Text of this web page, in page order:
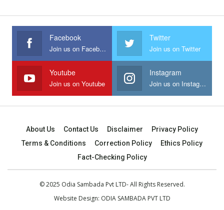
Facebook
Join us on Facebook
Twitter
Join us on Twitter
Youtube
Join us on Youtube
Instagram
Join us on Instagram
About Us Contact Us Disclaimer
Privacy Policy
Terms & Conditions
Correction Policy
Ethics Policy
Fact-Checking Policy
© 2025 Odia Sambada Pvt LTD- All Rights Reserved.
Website Design: ODIA SAMBADA PVT LTD